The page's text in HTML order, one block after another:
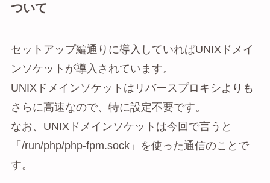
ついて
セットアップ編通りに導入していればUNIXドメイ
ンソケットが導入されています。
UNIXドメインソケットはリバースプロキシよりも
さらに高速なので、特に設定不要です。
なお、UNIXドメインソケットは今回で言うと
「/run/php/php-fpm.sock」を使った通信のことで
す。